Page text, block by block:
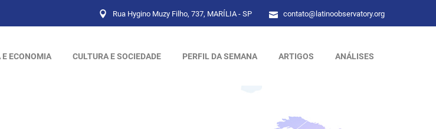
Rua Hygino Muzy Filho, 737, MARÍLIA - SP contato@latinoobservatory.org
ECONOMIA CULTURA E SOCIEDADE PERFIL DA SEMANA ARTIGOS ANÁLISES